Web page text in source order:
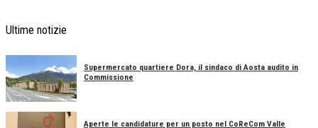
Ultime notizie
Supermercato quartiere Dora, il sindaco di Aosta audito in
Commissione
Aperte le candidature per un posto nel CoReCom Valle